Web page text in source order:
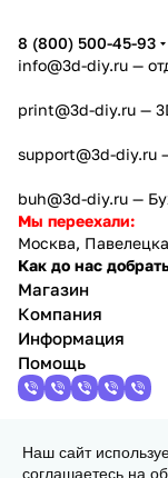
8 (800) 500-45-93
info@3d-diy.ru —
print@3d-diy.ru —
support@3d-diy.ru
buh@3d-diy.ru —
Мы переехали:
Москва,
Как до нас
Магазин
Компания
Информация
Помощь
2013 - 2026 © 3DiY
Наш сайт
соглашаетесь на